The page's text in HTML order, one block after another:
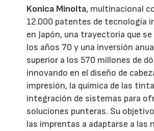
Konica Minolta, multinacional
12.000 patentes de tecnología
en Japón, una trayectoria que
los años 70 y una inversión
superior a los 570 millones de
innovando en el diseño de
impresión, la química de las
integración de sistemas para
soluciones punteras. Su
las imprentas a adaptarse a las